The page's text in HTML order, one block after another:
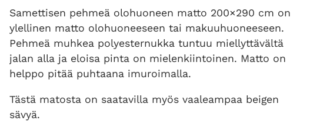
Samettisen pehmeä olohuoneen matto 200×290 cm on
ylellinen matto olohuoneeseen tai makuuhuoneeseen.
Pehmeä muhkea polyesternukka tuntuu miellyttävältä
jalan alla ja eloisa pinta on mielenkiintoinen. Matto on
helppo pitää puhtaana imuroimalla.
Tästä matosta on saatavilla myös vaaleampaa beigen
sävyä.